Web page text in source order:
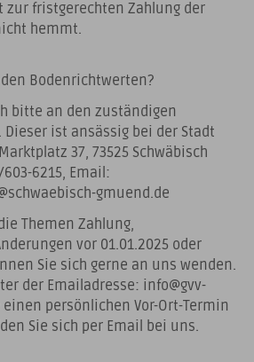
zur fristgerechten Zahlung der
hemmt.
den Bodenrichtwerten?
bitte an den zuständigen
ist ansässig bei der Stadt
37, 73525 Schwäbisch
6215, Email:
gmuend.de
Themen Zahlung,
vor 01.01.2025 oder
Sie sich gerne an uns wenden.
der Emailadresse: info@gvv-
einen persönlichen Vor-Ort-Termin
Sie sich per Email bei uns.